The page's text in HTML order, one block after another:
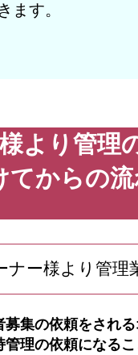
ます。
より管理
てからの
ナー様より管理
集の依頼をされ
管理の依頼になる